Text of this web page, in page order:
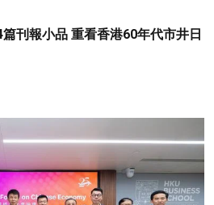
刊報小品 重看香港60年代市井日